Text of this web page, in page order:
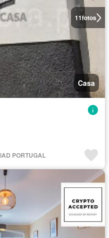
11fotos
Casa
PORTUGAL